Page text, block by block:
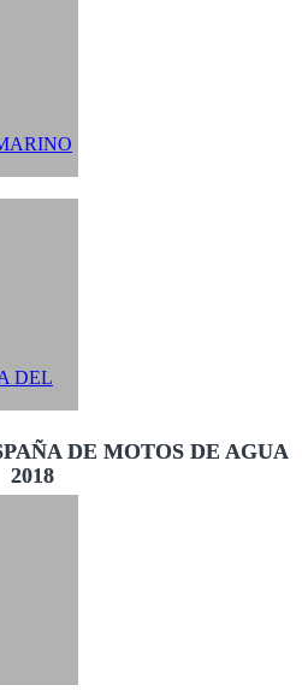
DE MOTOS DE AGUA
2018